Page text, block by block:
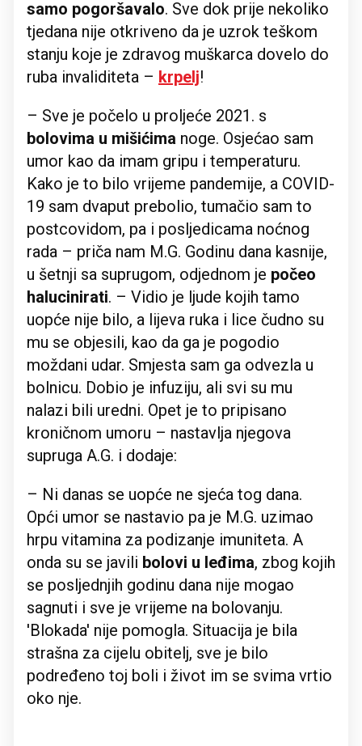
samo pogoršavalo. Sve dok prije nekoliko
tjedana nije otkriveno da je uzrok teškom
stanju koje je zdravog muškarca dovelo do
ruba invaliditeta – krpelj!
– Sve je počelo u proljeće 2021. s
bolovima u mišićima noge. Osjećao sam
umor kao da imam gripu i temperaturu.
Kako je to bilo vrijeme pandemije, a COVID-
19 sam dvaput prebolio, tumačio sam to
postcovidom, pa i posljedicama noćnog
rada – priča nam M.G. Godinu dana kasnije,
u šetnji sa suprugom, odjednom je počeo
halucinirati. – Vidio je ljude kojih tamo
uopće nije bilo, a lijeva ruka i lice čudno su
mu se objesili, kao da ga je pogodio
moždani udar. Smjesta sam ga odvezla u
bolnicu. Dobio je infuziju, ali svi su mu
nalazi bili uredni. Opet je to pripisano
kroničnom umoru – nastavlja njegova
supruga A.G. i dodaje:
– Ni danas se uopće ne sjeća tog dana.
Opći umor se nastavio pa je M.G. uzimao
hrpu vitamina za podizanje imuniteta. A
onda su se javili bolovi u leđima, zbog kojih
se posljednjih godinu dana nije mogao
sagnuti i sve je vrijeme na bolovanju.
'Blokada' nije pomogla. Situacija je bila
strašna za cijelu obitelj, sve je bilo
podređeno toj boli i život im se svima vrtio
oko nje.